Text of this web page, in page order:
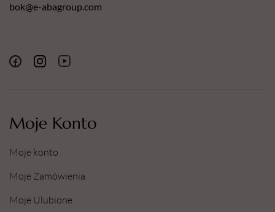
Moje Konto
Moje konto
Moje Zamówienia
Moje Ulubione
bok@e-abagroup.com